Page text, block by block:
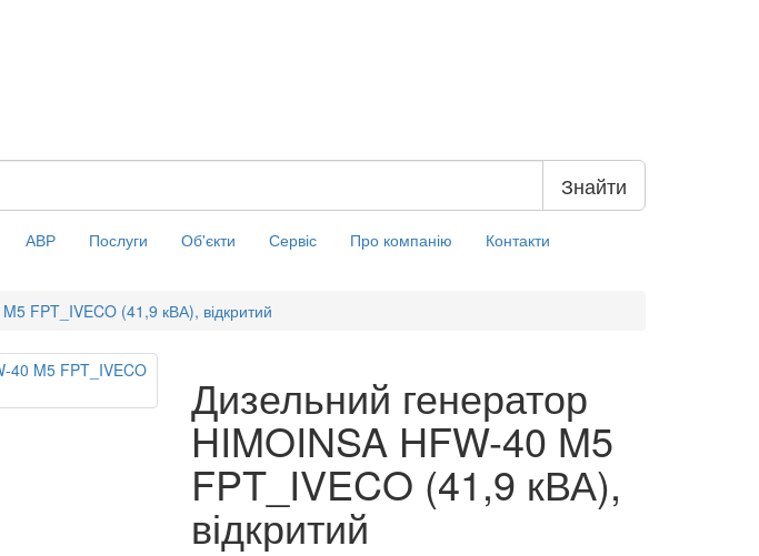
Знайти
АВР Послуги Об'єкти Сервіс Про компанію Контакти
FPT_IVECO (41,9 кВА), відкритий
Дизельний генератор
HIMOINSA HFW-40 M5
FPT_IVECO (41,9 кВА),
відкритий